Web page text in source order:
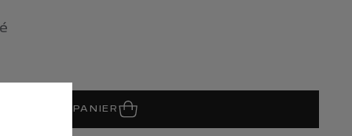
AU PANIER